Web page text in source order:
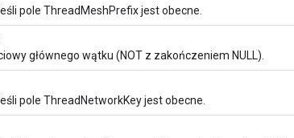
pole ThreadMeshPrefix jest obecne.
głównego wątku (NOT z zakończeniem NULL).
pole ThreadNetworkKey jest obecne.